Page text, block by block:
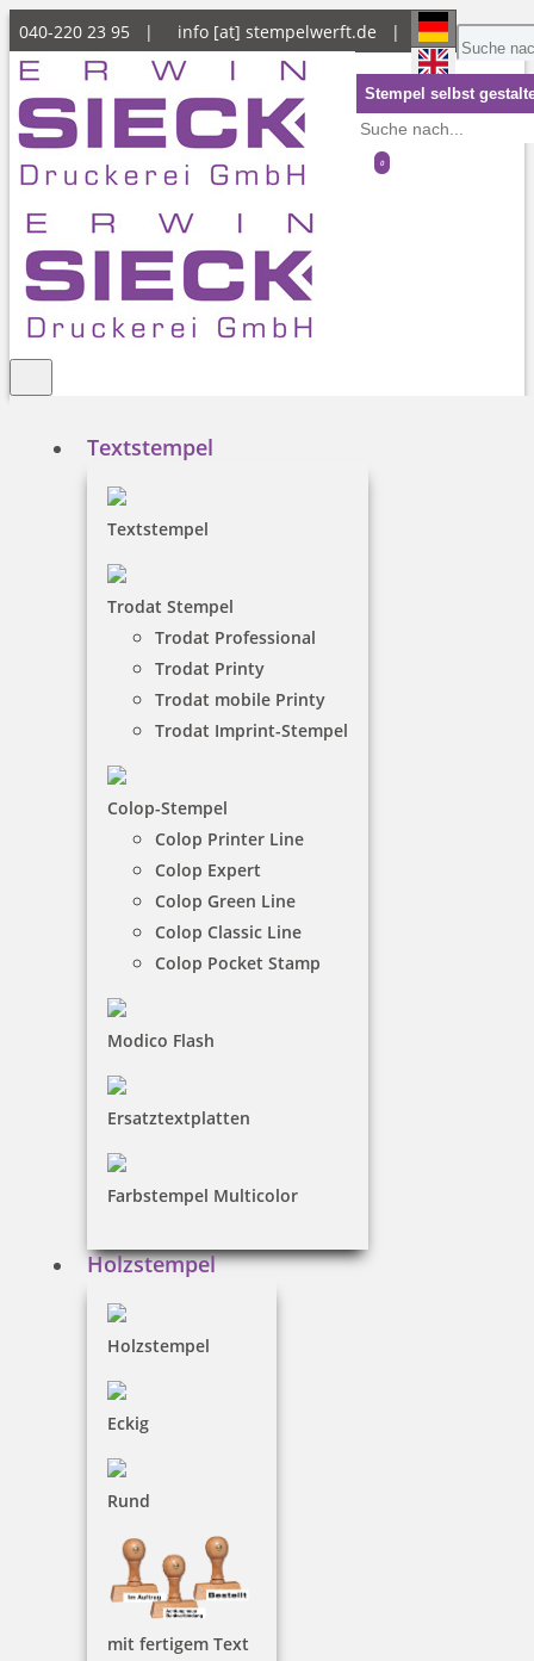
040-220 23 95 | info [at] stempelwerft.de |
Stempel selbst
0
Textstempel
Textstempel
Trodat Stempel
Trodat Professional
Trodat Printy
Trodat mobile Printy
Trodat Imprint-Stempel
Colop-Stempel
Colop Printer Line
Colop Expert
Colop Green Line
Colop Classic Line
Colop Pocket Stamp
Modico Flash
Ersatztextplatten
Farbstempel Multicolor
Holzstempel
Holzstempel
Eckig
Rund
mit fertigem Text
Rund
Runde Holzstempelsind in den
60 mm Durchmesser
bestellbar. Die Textplatte des
runden Stempels aus Holz kann frei gestaltet
werden. Sie besteht aus lasergraviertem Gummi,
die mit 600 dpi Auflösung für einen hochwertigen
Abdruck gefertigt wird.
NACH WUNSCHSTEMPEL FILTERN
€-
€+
11 Artikel in der Kategorie
Holzstempel Rund 10 mm Durchmesser
Jetzt gestalten
Holzstempel Rund 15 mm Durchmesser